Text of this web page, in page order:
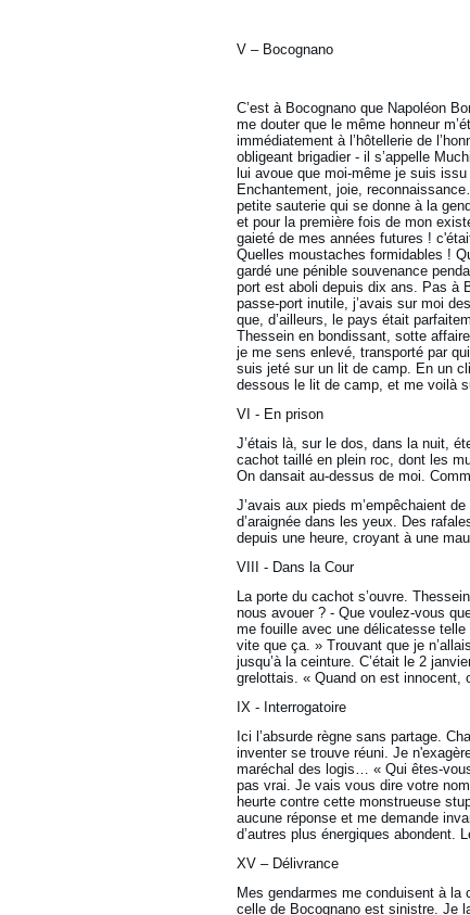
V – Bocognano
C’est à Bocognano que Napoléon
me douter que le même honneur
immédiatement à l’hôtellerie de
obligeant brigadier - il s’appelle
lui avoue que moi-même je suis
Enchantement, joie,
petite sauterie qui se donne à la
et pour la première fois de mon
gaieté de mes années futures !
Quelles moustaches formidables !
gardé une pénible souvenance
port est aboli depuis dix ans. Pas à
passe-port inutile, j’avais sur moi
que, d’ailleurs, le pays était
Thessein en bondissant, sotte
je me sens enlevé, transporté par
suis jeté sur un lit de camp. En un
dessous le lit de camp, et me voilà
VI - En prison
J’étais là, sur le dos, dans la nuit,
cachot taillé en plein roc, dont les
On dansait au-dessus de moi.
J’avais aux pieds m’empêchaient
d’araignée dans les yeux. Des
depuis une heure, croyant à une
VIII - Dans la Cour
La porte du cachot s’ouvre.
nous avouer ? - Que voulez-vous
me fouille avec une délicatesse
vite que ça. » Trouvant que je
jusqu’à la ceinture. C’était le 2
grelottais. « Quand on est
IX - Interrogatoire
Ici l’absurde règne sans partage.
inventer se trouve réuni. Je
maréchal des logis… « Qui êtes-
pas vrai. Je vais vous dire votre
heurte contre cette monstrueuse
aucune réponse et me demande
d’autres plus énergiques abondent.
XV – Délivrance
Mes gendarmes me conduisent à
celle de Bocognano est sinistre. Je